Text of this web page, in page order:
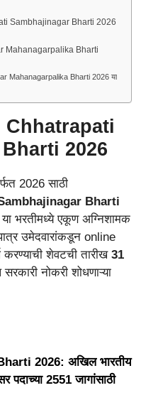
Sambhajinagar Bharti 2026
Mahanagarpalika Bharti
Mahanagarpalika Bharti 2026 या
2026
2026 साठी
Bharti
भरतीमध्ये एकूण अग्निशामक
उमेदवारांकडून online
शेवटची तारीख 31
सरकारी नोकरी शोधणाऱ्या
2026: अखिल भारतीय
पदाच्या 2551 जागांसाठी